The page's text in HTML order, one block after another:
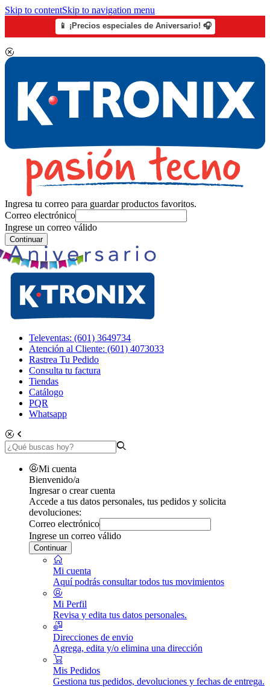
Skip to contentSkip to navigation menu
📱 ¡Precios especiales de Aniversario! 🎧
Ingresa tu correo para guardar productos favoritos.
Correo electrónico
Ingrese un correo válido
Continuar
Televentas: (601) 3649734
Atención al Cliente: (601) 4073033
Rastrea Tu Pedido
Consulta tu factura
Tiendas
Catálogo
PQR
Whatsapp
Mi cuenta
Bienvenido/a
Ingresar o crear cuenta
Accede a tus datos personales, tus pedidos y solicita
devoluciones:
Correo electrónico
Ingrese un correo válido
Continuar
Mi cuenta
Aquí podrás consultar todos tus movimientos
Mi Perfil
Revisa y edita tus datos personales.
Direcciones de envio
Agrega, edita y/o elimina una dirección
Mis Pedidos
Gestiona tus pedidos, devoluciones y fechas de entrega.